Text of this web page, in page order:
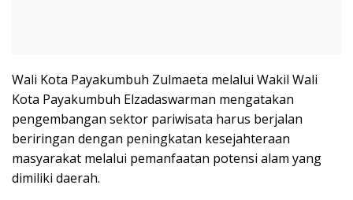
Wali Kota Payakumbuh Zulmaeta melalui Wakil Wali
Kota Payakumbuh Elzadaswarman mengatakan
pengembangan sektor pariwisata harus berjalan
beriringan dengan peningkatan kesejahteraan
masyarakat melalui pemanfaatan potensi alam yang
dimiliki daerah.